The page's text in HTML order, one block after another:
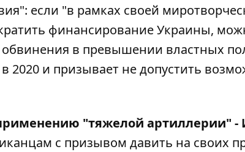
если "в рамках своей
финансирование Украины,
обвинения в превышении властных
2020 и призывает не допустить
"тяжелой артиллерии" -
с призывом давить на своих